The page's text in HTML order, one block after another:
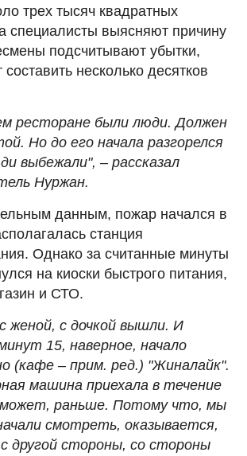
трех тысяч квадратных
специалисты выясняют причину
подсчитывают убытки,
составить несколько десятков
ресторане были люди. Должен
Но до его начала разгорелся
выбежали", – рассказал
Нуржан.
данным, пожар начался в
станция
Однако за считанные минуты
на киоски быстрого питания,
и СТО.
женой, с дочкой вышли. И
15, наверное, начало
(кафе – прим. ред.) "Жиналайк".
машина приехала в течение
раньше. Потому что, мы
смотреть, оказывается,
другой стороны, со стороны